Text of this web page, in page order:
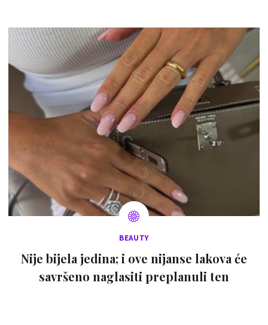
BEAUTY
Nije bijela jedina; i ove nijanse lakova će
savršeno naglasiti preplanuli ten